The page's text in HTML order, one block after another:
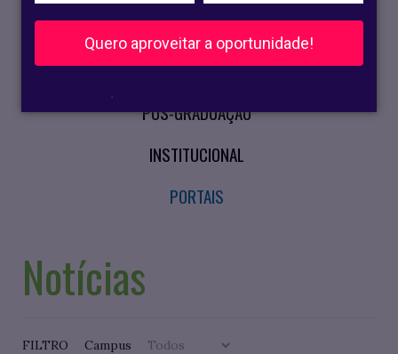
Quero aproveitar a oportunidade!
.
VESTIBULAR
CURSOS PRESENCIAIS
PÓS-GRADUAÇÃO
INSTITUCIONAL
PORTAIS
Notícias
FILTRO
Campus